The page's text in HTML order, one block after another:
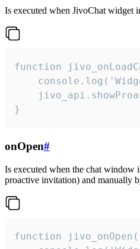
Is executed when JivoChat widget
function
}
onOpen#
Is executed when the chat window
proactive invitation) and manually
function